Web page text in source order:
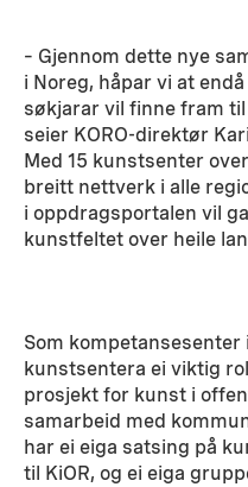
– Gjennom dette nye
i Noreg, håpar vi at
søkjarar vil finne fram
seier KORO-direktør
Med 15 kunstsenter
breitt nettverk i alle
i oppdragsportalen vil
kunstfeltet over heile
Som
kunstsentera ei viktig
prosjekt for kunst i
samarbeid med
har ei eiga satsing på
til KiOR, og ei eiga